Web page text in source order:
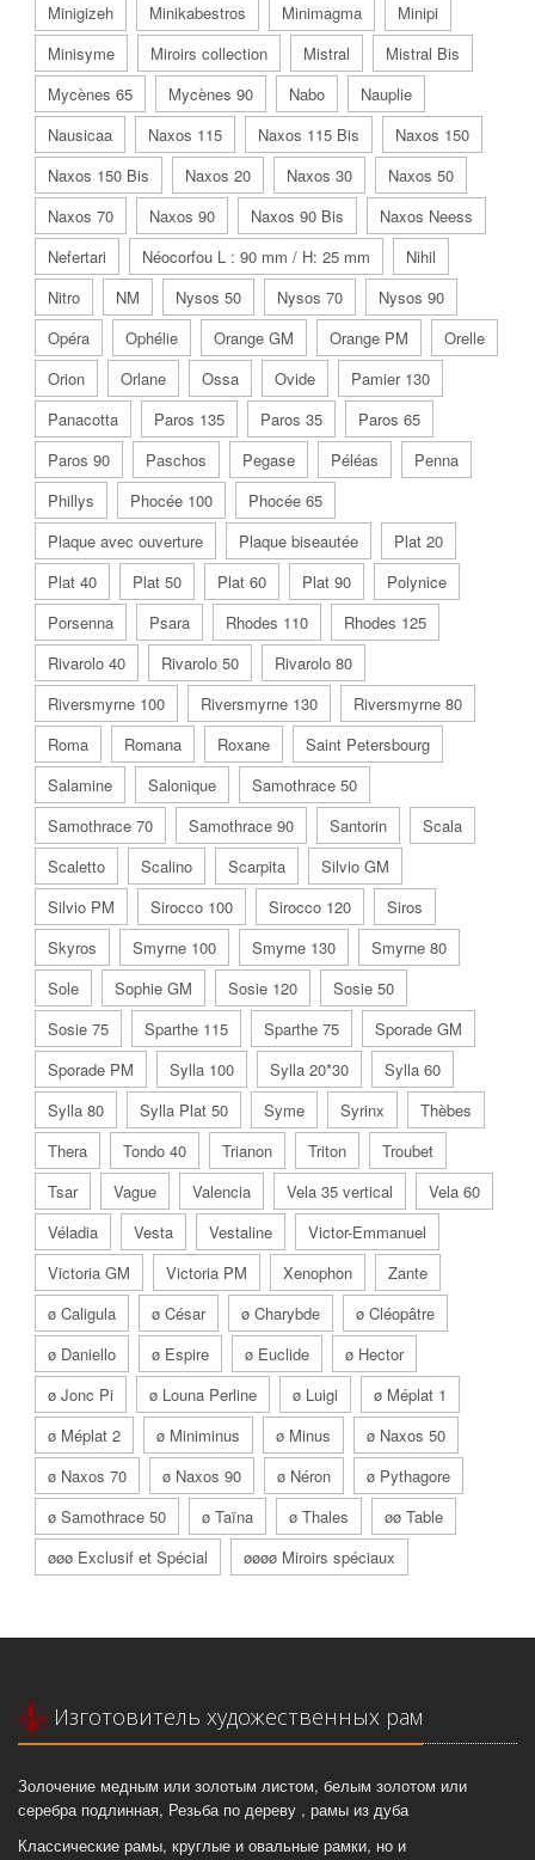
Minigizeh
Minikabestros Minimagma
Minipi
Minisyme
Miroirs collection Mistral
Mistral Bis
Mycènes 65
Mycènes 90 Nabo
Nauplie
Nausicaa
Naxos 115 Naxos 115 Bis
Naxos 150
Naxos 150 Bis
Naxos 20 Naxos 30
Naxos 50
Naxos 70
Naxos 90 Naxos 90 Bis
Naxos Neess
Nefertari
Néocorfou L : 90 mm / H: 25 mm
Nihil
Nitro
NM Nysos 50 Nysos 70
Nysos 90
Opéra
Ophélie Orange GM Orange PM
Orelle
Orion
Orlane Ossa Ovide
Pamier 130
Panacotta
Paros 135 Paros 35
Paros 65
Paros 90
Paschos Pegase Péléas
Penna
Phillys
Phocée 100
Phocée 65
Plaque avec ouverture
Plaque biseautée
Plat 20
Plat 40
Plat 50 Plat 60 Plat 90
Polynice
Porsenna
Psara Rhodes 110
Rhodes 125
Rivarolo 40
Rivarolo 50
Rivarolo 80
Riversmyrne 100
Riversmyrne 130
Riversmyrne 80
Roma
Romana Roxane
Saint Petersbourg
Salamine
Salonique
Samothrace 50
Samothrace 70
Samothrace 90 Santorin
Scala
Scaletto
Scalino Scarpita
Silvio GM
Silvio PM
Sirocco 100 Sirocco 120
Siros
Skyros
Smyrne 100 Smyrne 130
Smyrne 80
Sole
Sophie GM Sosie 120
Sosie 50
Sosie 75
Sparthe 115 Sparthe 75
Sporade GM
Sporade PM
Sylla 100 Sylla 20*30
Sylla 60
Sylla 80
Sylla Plat 50 Syme Syrinx
Thèbes
Thera
Tondo 40 Trianon Triton
Troubet
Tsar
Vague Valencia Vela 35 vertical
Vela 60
Véladia
Vesta Vestaline
Victor-Emmanuel
Victoria GM
Victoria PM Xenophon
Zante
ø Caligula
ø César ø Charybde
ø Cléopâtre
ø Daniello
ø Espire ø Euclide
ø Hector
ø Jonc Pi
ø Louna Perline ø Luigi
ø Méplat 1
ø Méplat 2
ø Miniminus ø Minus
ø Naxos 50
ø Naxos 70
ø Naxos 90 ø Néron
ø Pythagore
ø Samothrace 50
ø Taïna ø Thales
øø Table
øøø Exclusif et Spécial
øøøø Miroirs spéciaux
Изготовитель художественных рам
Золочение медным или золотым листом, белым золотом или
серебра подлинная, Резьба по дереву , рамы из дуба
Классические рамы, круглые и овальные рамки, но и